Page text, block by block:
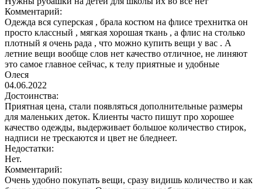
Комментарий:
Одежда вся суперская , брала костюм на флисе трехнитка он
просто классный , мягкая хорошая ткань , а флис на столько
плотный я очень рада , что можно купить вещи у вас . А
летние вещи вообще слов нет качество отличное, не линяют
это самое главное сейчас, к телу приятные и удобные
Олеся
04.06.2022
Достоинства:
Приятная цена, стали появляться дополнительные размеры
для маленьких деток. Клиенты часто пишут про хорошее
качество одежды, выдерживает большое количество стирок,
надписи не трескаются и цвет не бледнеет.
Недостатки:
Нет.
Комментарий:
Очень удобно покупать вещи, сразу видишь количество и как